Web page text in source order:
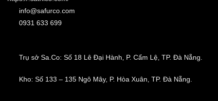
info@safurco.com
0931 633 699
Trụ sở Sa.Co: Số 18 Lê Đại Hành, P. Cẩm Lệ, TP. Đà Nẵng.
Kho: Số 133 – 135 Ngô Mây, P. Hòa Xuân, TP. Đà Nẵng.